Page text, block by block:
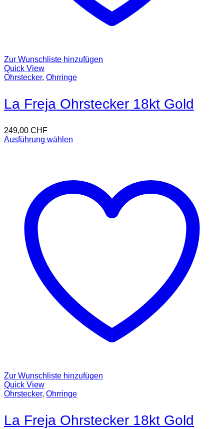
Zur Wunschliste hinzufügen
Quick View
Ohrstecker, Ohrringe
La Freja Ohrstecker 18kt Gold
249,00 CHF
Ausführung wählen
Zur Wunschliste hinzufügen
Quick View
Ohrstecker, Ohrringe
La Freja Ohrstecker 18kt Gold